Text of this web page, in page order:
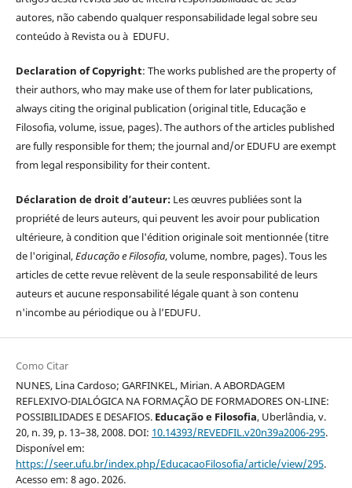
autores, não cabendo qualquer responsabilidade legal sobre seu
conteúdo à Revista ou à EDUFU.
Declaration of Copyright: The works published are the property of
their authors, who may make use of them for later publications,
always citing the original publication (original title, Educação e
Filosofia, volume, issue, pages). The authors of the articles published
are fully responsible for them; the journal and/or EDUFU are exempt
from legal responsibility for their content.
Déclaration de droit d’auteur: Les œuvres publiées sont la
propriété de leurs auteurs, qui peuvent les avoir pour publication
ultérieure, à condition que l'édition originale soit mentionnée (titre
de l'original,Educação e Filosofia, volume, nombre, pages). Tous les
articles de cette revue relèvent de la seule responsabilité de leurs
auteurs et aucune responsabilité légale quant à son contenu
n'incombe au périodique ou à l’EDUFU.
Como Citar
NUNES, Lina Cardoso; GARFINKEL, Mirian. A ABORDAGEM
REFLEXIVO-DIALÓGICA NA FORMAÇÃO DE FORMADORES ON-LINE:
POSSIBILIDADES E DESAFIOS. Educação e Filosofia, Uberlândia, v.
20, n. 39, p. 13–38, 2008. DOI: 10.14393/REVEDFIL.v20n39a2006-295.
Disponível em:
https://seer.ufu.br/index.php/EducacaoFilosofia/article/view/295.
Acesso em: 8 ago. 2026.